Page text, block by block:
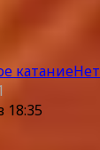
катаниеНет
18:35